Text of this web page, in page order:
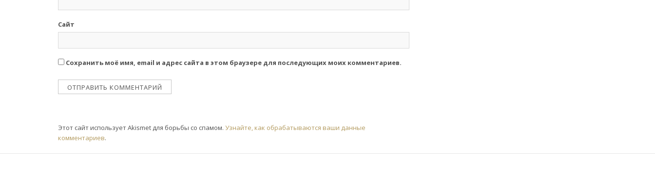
Сайт
Сохранить моё имя, email и адрес сайта в этом браузере для последующих моих комментариев.
Этот сайт использует Akismet для борьбы со спамом. Узнайте, как обрабатываются ваши данные
комментариев.